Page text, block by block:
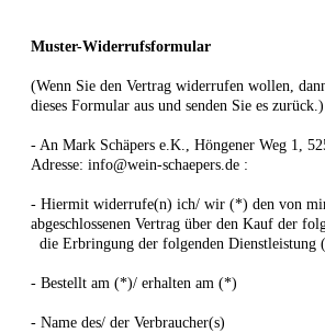
Muster-Widerrufsformular
(Wenn Sie den Vertrag widerrufen wollen,
dieses Formular aus und senden Sie es zurück.)
- An Mark Schäpers e.K., Höngener Weg 1,
Adresse: info@wein-schaepers.de :
- Hiermit widerrufe(n) ich/ wir (*) den von
abgeschlossenen Vertrag über den Kauf der
die Erbringung der folgenden Dienstleistung
- Bestellt am (*)/ erhalten am (*)
- Name des/ der Verbraucher(s)